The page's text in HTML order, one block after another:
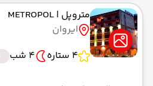
متروپل | METROPOL
ایروان
4 ستاره
4 شب